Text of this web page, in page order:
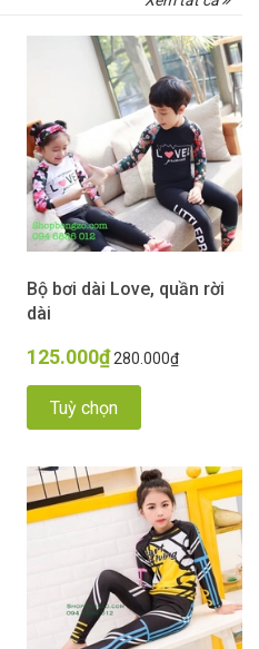
Bộ bơi dài Love, quần rời
dài
125.000₫280.000₫
Tuỳ chọn